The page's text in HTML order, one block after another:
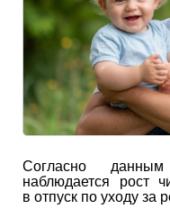
Согласно
наблюдается рост
в отпуск по уходу за